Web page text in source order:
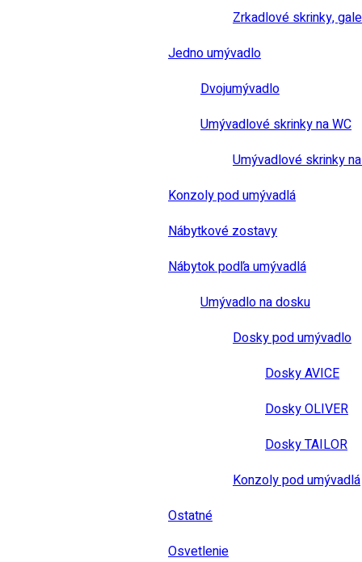
Zrkadlové skrinky,
Jedno umývadlo
Dvojumývadlo
Umývadlové skrinky na WC
Umývadlové skrinky
Konzoly pod umývadlá
Nábytkové zostavy
Nábytok podľa umývadlá
Umývadlo na dosku
Dosky pod umývadlo
Dosky AVICE
Dosky OLIVER
Dosky TAILOR
Konzoly pod umývadlá
Ostatné
Osvetlenie